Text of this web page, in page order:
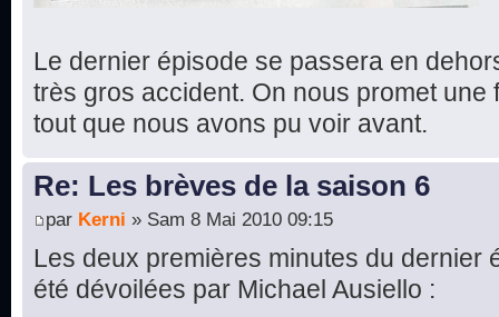
Le dernier épisode se passera en
très gros accident. On nous promet une
tout que nous avons pu voir avant.
Re: Les brèves de la saison 6
par Kerni » Sam 8 Mai 2010 09:15
Les deux premières minutes du dernier
été dévoilées par Michael Ausiello :